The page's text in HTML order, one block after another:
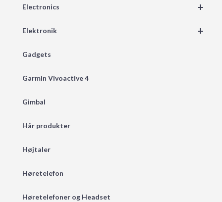
+
Electronics
+
Elektronik
Gadgets
Garmin Vivoactive 4
Gimbal
Hår produkter
Højtaler
Høretelefon
Høretelefoner og Headset